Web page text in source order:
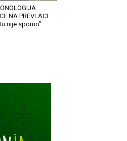
NA PREVLACI:
nije sporno”